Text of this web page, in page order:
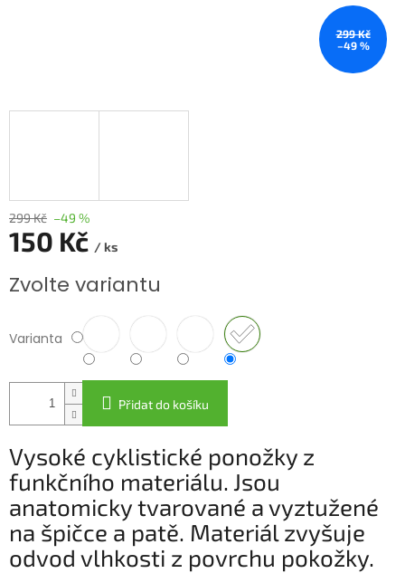
299 Kč
–49 %
299 Kč –49 %
150 Kč / ks
cena:
Zvolte variantu
Varianta
Přidat do košíku
Vysoké cyklistické ponožky z
funkčního materiálu. Jsou
anatomicky tvarované a vyztužené
na špičce a patě. Materiál zvyšuje
odvod vlhkosti z povrchu pokožky.